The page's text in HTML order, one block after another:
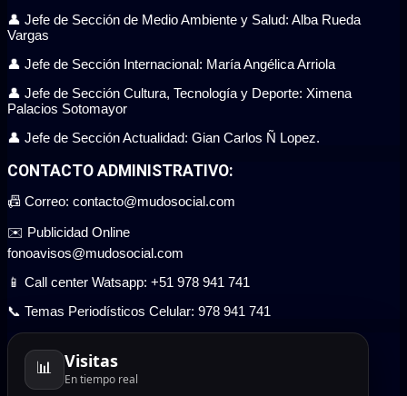
👤 Jefe de Sección de Medio Ambiente y Salud: Alba Rueda
Vargas
👤 Jefe de Sección Internacional: María Angélica Arriola
👤 Jefe de Sección Cultura, Tecnología y Deporte: Ximena
Palacios Sotomayor
👤 Jefe de Sección Actualidad: Gian Carlos Ñ Lopez.
CONTACTO ADMINISTRATIVO:
📠 Correo: contacto@mudosocial.com
✉️ Publicidad Online
fonoavisos@mudosocial.com
📱 Call center Watsapp: +51 978 941 741
📞 Temas Periodísticos Celular: 978 941 741
📊 Visitas
En tiempo real